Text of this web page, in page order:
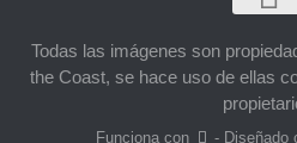
Todas las imágenes son
the Coast, se hace uso de ellas
Funciona con - Diseñado